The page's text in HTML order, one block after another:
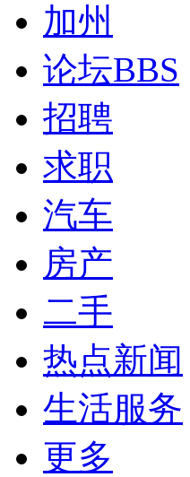
加州
论坛BBS
招聘
求职
汽车
房产
二手
热点新闻
生活服务
更多